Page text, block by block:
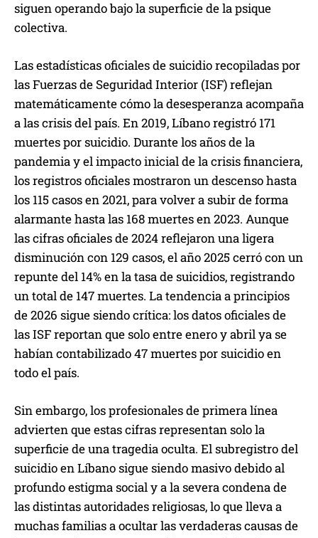
siguen operando bajo la superficie de la psique
colectiva.
Las estadísticas oficiales de suicidio recopiladas por
las Fuerzas de Seguridad Interior (ISF) reflejan
matemáticamente cómo la desesperanza acompaña
a las crisis del país. En 2019, Líbano registró 171
muertes por suicidio. Durante los años de la
pandemia y el impacto inicial de la crisis financiera,
los registros oficiales mostraron un descenso hasta
los 115 casos en 2021, para volver a subir de forma
alarmante hasta las 168 muertes en 2023. Aunque
las cifras oficiales de 2024 reflejaron una ligera
disminución con 129 casos, el año 2025 cerró con un
repunte del 14% en la tasa de suicidios, registrando
un total de 147 muertes. La tendencia a principios
de 2026 sigue siendo crítica: los datos oficiales de
las ISF reportan que solo entre enero y abril ya se
habían contabilizado 47 muertes por suicidio en
todo el país.
Sin embargo, los profesionales de primera línea
advierten que estas cifras representan solo la
superficie de una tragedia oculta. El subregistro del
suicidio en Líbano sigue siendo masivo debido al
profundo estigma social y a la severa condena de
las distintas autoridades religiosas, lo que lleva a
muchas familias a ocultar las verdaderas causas de